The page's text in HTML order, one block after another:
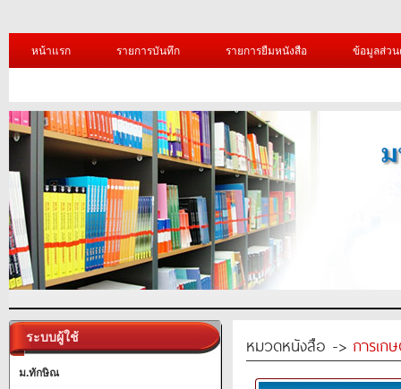
หน้าแรก รายการบันทึก รายการยืมหนังสือ ข้อมูลส่ว
ระบบผู้ใช้
ม.ทักษิณ
หมวดหนังสือ -> การเก